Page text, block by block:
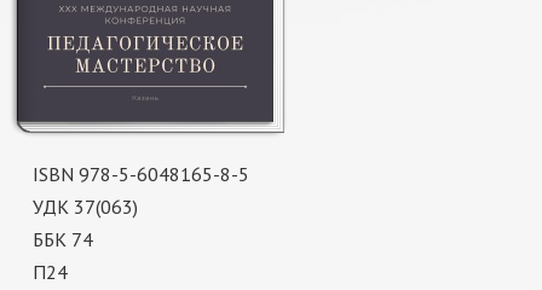
ISBN 978-5-6048165-8-5
УДК 37(063)
ББК 74
П24